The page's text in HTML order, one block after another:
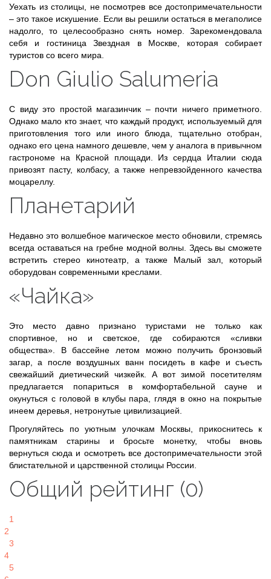
Уехать из столицы, не посмотрев все достопримечательности
– это такое искушение. Если вы решили остаться в мегаполисе
надолго, то целесообразно снять номер. Зарекомендовала
себя и гостиница Звездная в Москве, которая собирает
туристов со всего мира.
Don Giulio Salumeria
С виду это простой магазинчик – почти ничего приметного.
Однако мало кто знает, что каждый продукт, используемый для
приготовления того или иного блюда, тщательно отобран,
однако его цена намного дешевле, чем у аналога в привычном
гастрономе на Красной площади. Из сердца Италии сюда
привозят пасту, колбасу, а также непревзойденного качества
моцареллу.
Планетарий
Недавно это волшебное магическое место обновили, стремясь
всегда оставаться на гребне модной волны. Здесь вы сможете
встретить стерео кинотеатр, а также Малый зал, который
оборудован современными креслами.
«Чайка»
Это место давно признано туристами не только как
спортивное, но и светское, где собираются «сливки
общества». В бассейне летом можно получить бронзовый
загар, а после воздушных ванн посидеть в кафе и съесть
свежайший диетический чизкейк. А вот зимой посетителям
предлагается попариться в комфортабельной сауне и
окунуться с головой в клубы пара, глядя в окно на покрытые
инеем деревья, нетронутые цивилизацией.
Прогуляйтесь по уютным улочкам Москвы, прикоснитесь к
памятникам старины и бросьте монетку, чтобы вновь
вернуться сюда и осмотреть все достопримечательности этой
блистательной и царственной столицы России.
Общий рейтинг (0)
1
2
3
4
5